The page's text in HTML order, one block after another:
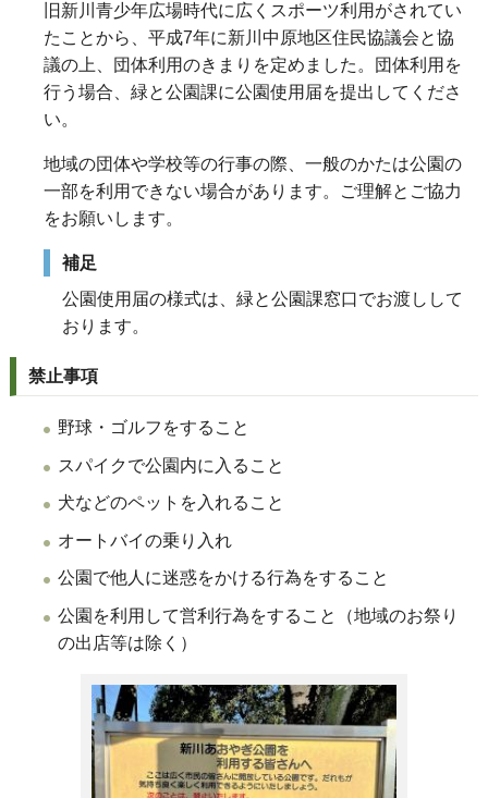
旧新川青少年広場時代に広くスポーツ利用がされてい
たことから、平成7年に新川中原地区住民協議会と協
議の上、団体利用のきまりを定めました。団体利用を
行う場合、緑と公園課に公園使用届を提出してくださ
い。
地域の団体や学校等の行事の際、一般のかたは公園の
一部を利用できない場合があります。ご理解とご協力
をお願いします。
補足
公園使用届の様式は、緑と公園課窓口でお渡しして
おります。
禁止事項
野球・ゴルフをすること
スパイクで公園内に入ること
犬などのペットを入れること
オートバイの乗り入れ
公園で他人に迷惑をかける行為をすること
公園を利用して営利行為をすること（地域のお祭り
の出店等は除く）